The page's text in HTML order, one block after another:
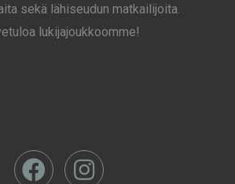
sekä lähiseudun matkailijoita.
lukijajoukkoomme!